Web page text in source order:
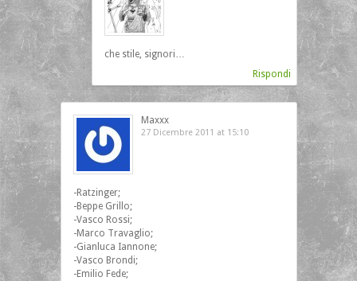
che stile, signori…
Rispondi
Maxxx
27 Dicembre 2011 at 15:10
-Ratzinger;
-Beppe Grillo;
-Vasco Rossi;
-Marco Travaglio;
-Gianluca Iannone;
-Vasco Brondi;
-Emilio Fede;